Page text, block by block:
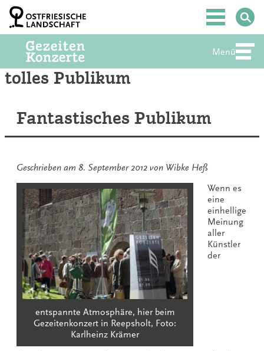
Zum
Inhalt
springen
Hauptmenü
Menü
tolles Publikum
Fantastisches Publikum
Geschrieben am 8. September 2012 von Wibke Heß
entspannte Atmosphäre, hier beim
Gezeitenkonzert in Reepsholt, Foto:
Karlheinz Krämer
Wenn es
eine
einhellige
Meinung
aller
Künstler
der